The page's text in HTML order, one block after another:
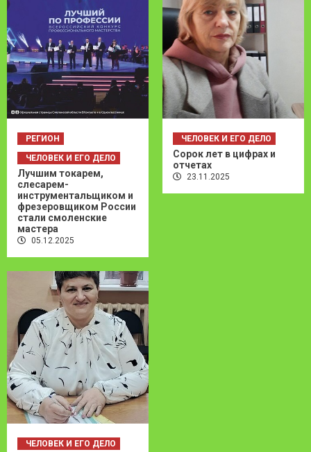
РЕГИОН
ЧЕЛОВЕК И ЕГО ДЕЛО
Лучшим токарем,
слесарем-
инструментальщиком и
фрезеровщиком России
стали смоленские
мастера
05.12.2025
ЧЕЛОВЕК И ЕГО ДЕЛО
Сорок лет в цифрах и
отчетах
23.11.2025
ЧЕЛОВЕК И ЕГО ДЕЛО